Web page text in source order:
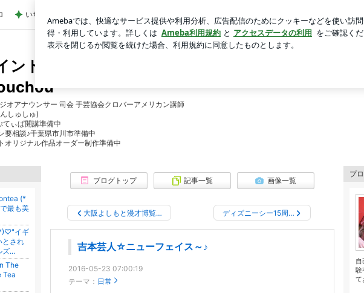
ントまこ＊petit pas*ぷてぃぱ～rose～が成長していくまでの道のブログ *mon
いちごを合わせ食べやすくしたジャム 新規登録
ントまこ＊petit pas*ぷてぃぱ～rose～が成長し
*
オアナウンサー 司会 手芸協会クロバーアメリカン講師
しゅしゅ)
ぃぱ開講準備中
要相談♪千葉県市川市準備中
オリジナル作品オーダー制作準備中
ブログトップ 記事一覧 画像一覧
大阪よしもと漫才博覧… ディズニーシー15周…
吉本芸人☆ニューフェイス～♪
2016-05-23 07:00:19
テーマ： 日常
プ
験
て
(*
最も美
イギ
とされ
ズ...
The
Tea